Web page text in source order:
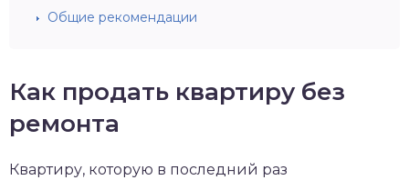
Общие рекомендации
Как продать квартиру без
ремонта
Квартиру, которую в последний раз